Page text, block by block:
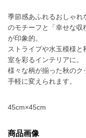
季節感あふれるおしゃれ
のモチーフと「幸せな
が印象的。
ストライプや水玉模様
室を彩るインテリアに。
様々な柄が揃った秋のク
手軽に変えられます。
45cm×45cm
商品画像